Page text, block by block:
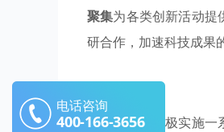
聚集为各类创新活动提
研合作，加速科技成果
海淀区正在积极实施一
电话咨询
400-166-3656